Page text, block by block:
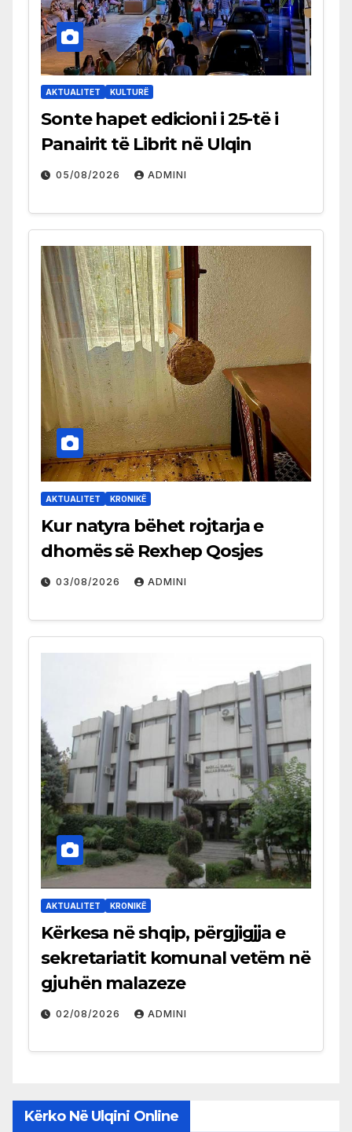
AKTUALITET KULTURË
Sonte hapet edicioni i 25-të i
Panairit të Librit në Ulqin
05/08/2026 ADMINI
AKTUALITET KRONIKË
Kur natyra bëhet rojtarja e
dhomës së Rexhep Qosjes
03/08/2026 ADMINI
AKTUALITET KRONIKË
Kërkesa në shqip, përgjigjja e
sekretariatit komunal vetëm në
gjuhën malazeze
02/08/2026 ADMINI
Kërko Në Ulqini Online